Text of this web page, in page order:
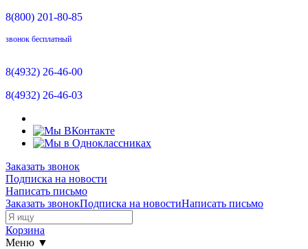
8(800) 201-80-85
звонок бесплатный
8(4932) 26-46-00
8(4932) 26-46-03
Заказать звонок
Подписка на новости
Написать письмо
Заказать звонокПодписка на новостиНаписать письмо
Корзина
Меню ▼